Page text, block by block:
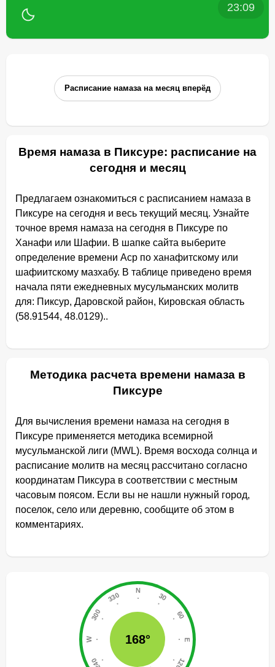
23:09
Расписание намаза на месяц вперёд
Время намаза в Пиксуре: расписание на
сегодня и месяц
Предлагаем ознакомиться с расписанием намаза в
Пиксуре на сегодня и весь текущий месяц. Узнайте
точное время намаза на сегодня в Пиксуре по
Ханафи или Шафии. В шапке сайта выберите
определение времени Аср по ханафитскому или
шафиитскому мазхабу. В таблице приведено время
начала пяти ежедневных мусульманских молитв
для: Пиксур, Даровской район, Кировская область
(58.91544, 48.0129)..
Методика расчета времени намаза в
Пиксуре
Для вычисления времени намаза на сегодня в
Пиксуре применяется методика всемирной
мусульманской лиги (MWL). Время восхода солнца и
расписание молитв на месяц рассчитано согласно
координатам Пиксура в соответствии с местным
часовым поясом. Если вы не нашли нужный город,
поселок, село или деревню, сообщите об этом в
комментариях.
168°